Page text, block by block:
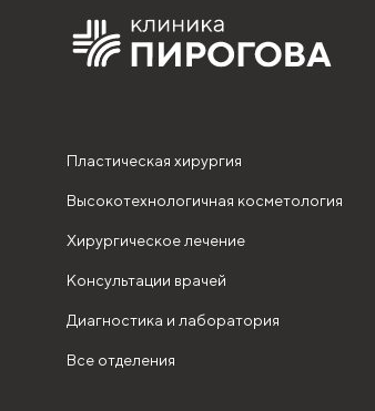
Пластическая хирургия
Высокотехнологичная косметология
Хирургическое лечение
Консультации врачей
Диагностика и лаборатория
Все отделения